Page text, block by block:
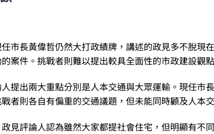
市長黃偉哲仍然大打政績牌，講述的政見多不脫現
案件。挑戰者則難以提出較具全面性的市政建設觀點
提出兩大重點分別是人本交通與大眾運輸。現任市
者則各自有偏重的交通議題，但未能同時顧及人本
見評論人認為雖然大家都提社會住宅，但明顯有不